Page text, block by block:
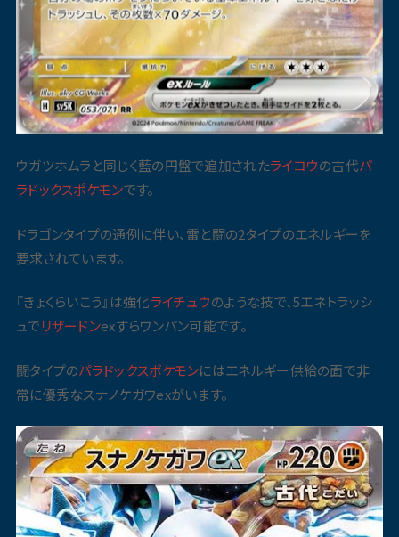
ウガツホムラと同じく藍の円盤で追加されたライコウの古代パ
ラドックスポケモンです。
ドラゴンタイプの通例に伴い、雷と闘の2タイプのエネルギーを
要求されています。
『きょくらいこう』は強化ライチュウのような技で、5エネトラッシ
ュでリザードンexすらワンパン可能です。
闘タイプのパラドックスポケモンにはエネルギー供給の面で非
常に優秀なスナノケガワexがいます。